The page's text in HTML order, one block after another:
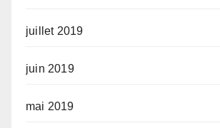
juillet 2019
juin 2019
mai 2019